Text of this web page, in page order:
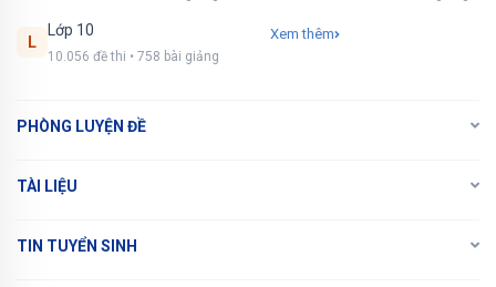
L
Lớp 10
10.056 đề thi • 758 bài giảng
Xem thêm
PHÒNG LUYỆN ĐỀ
TÀI LIỆU
TIN TUYỂN SINH